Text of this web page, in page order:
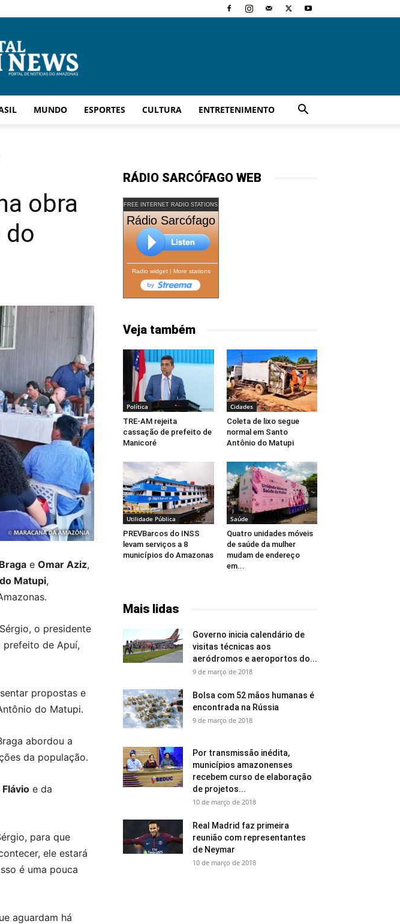
MUNDO ESPORTES CULTURA ENTRETENIMENTO
obra
do
e Omar Aziz,
Matupi,
o presidente
prefeito de Apuí,
propostas e
do Matupi.
abordou a
da população.
e da
para que
ele estará
é uma pouca
aguardam há
RÁDIO SARCÓFAGO WEB
FREE INTERNET RADIO STATIONS
Rádio Sarcófago
Radio widget| More stations
Veja também
Política
TRE-AM rejeita
cassação de prefeito de
Manicoré
Cidades
Coleta de lixo segue
normal em Santo
Antônio do Matupi
Utilidade Pública
PREVBarcos do INSS
levam serviços a 8
municípios do Amazonas
Saúde
Quatro unidades móveis
de saúde da mulher
mudam de endereço
em...
Mais lidas
Governo inicia calendário de
visitas técnicas aos
aeródromos e aeroportos do...
9 de março de 2018
Bolsa com 52 mãos humanas é
encontrada na Rússia
9 de março de 2018
Por transmissão inédita,
municípios amazonenses
recebem curso de elaboração
de projetos...
10 de março de 2018
Real Madrid faz primeira
reunião com representantes
de Neymar
10 de março de 2018